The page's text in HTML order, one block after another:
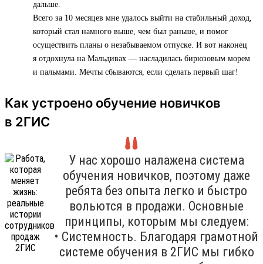
дальше.
Всего за 10 месяцев мне удалось выйти на стабильный доход,
который стал намного выше, чем был раньше, и помог
осуществить планы о незабываемом отпуске. И вот наконец
я отдохнула на Мальдивах — насладилась бирюзовым морем
и пальмами. Мечты сбываются, если сделать первый шаг!
Как устроено обучение новичков
в 2ГИС
У нас хорошо налажена система
обучения новичков, поэтому даже
ребята без опыта легко и быстро
вольются в продажи. Основные
принципы, которым мы следуем:
• Системность. Благодаря грамотной
системе обучения в 2ГИС мы гибко